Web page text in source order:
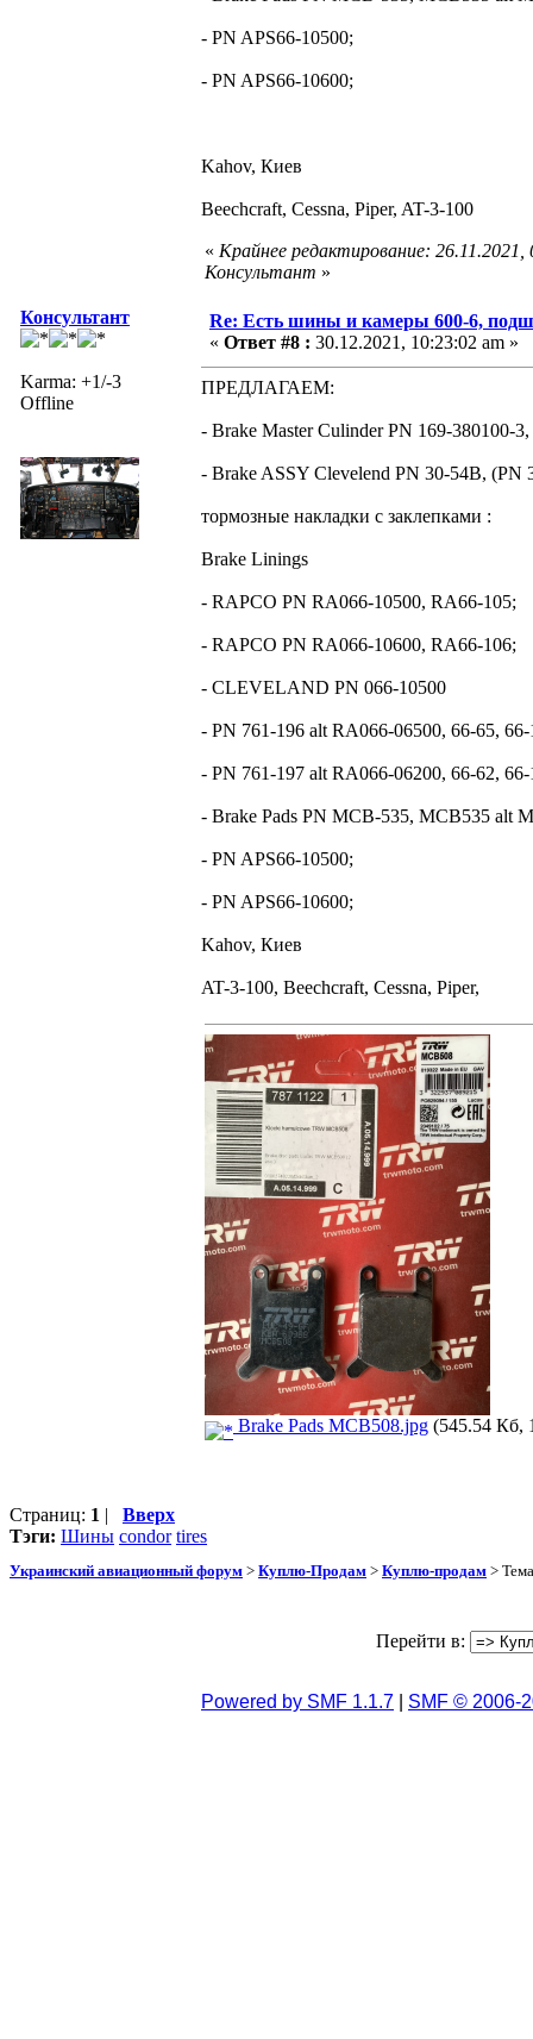
- PN APS66-10500;
- PN APS66-10600;
Kahov, Киев
Beechcraft, Cessna, Piper, AT-3-100
« Крайнее редактирование:
Консультант »
Консультант
Karma: +1/-3
Offline
Re: Есть шины и камеры 600-6,
« Ответ #8 : 30.12.2021, 10:23:02 am »
ПРЕДЛАГАЕМ:
- Brake Master Culinder PN 169-380100-
- Brake ASSY Clevelend PN 30-54B, (PN
тормозные накладки с заклепками :
Brake Linings
- RAPCO PN RA066-10500, RA66-105;
- RAPCO PN RA066-10600, RA66-106;
- CLEVELAND PN 066-10500
- PN 761-196 alt RA066-06500, 66-65, 66-
- PN 761-197 alt RA066-06200, 66-62, 66-
- Brake Pads PN MCB-535, MCB535 alt
- PN APS66-10500;
- PN APS66-10600;
Kahov, Киев
AT-3-100, Beechcraft, Cessna, Piper,
Brake Pads MCB508.jpg (545.54 Кб,
Страниц: 1 | Вверх
Тэги: Шины condor tires
Украинский авиационный форум > Куплю-Продам > Куплю-продам >
Перейти в:
Powered by SMF 1.1.7 SMF © 2006-